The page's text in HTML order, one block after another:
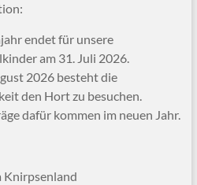
endet für unsere
am 31. Juli 2026.
2026 besteht die
den Hort zu besuchen.
dafür kommen im neuen Jahr.
Knirpsenland